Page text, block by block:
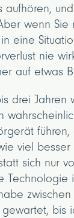
aufhören,
wenn Sie
eine
nie
auf etwas
drei Jahren
führen,
viel besser
sich nur
Technologie
gewartet, bis